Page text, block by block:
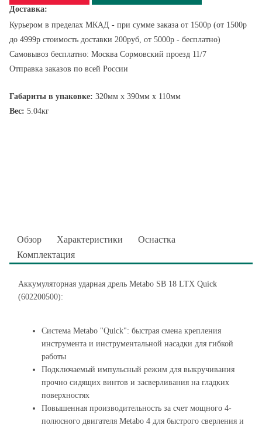
Доставка:
Курьером в пределах МКАД - при сумме заказа от 1500р (от 1500р
до 4999р стоимость доставки 200руб, от 5000р - бесплатно)
Самовывоз бесплатно: Москва Сормовский проезд 11/7
Отправка заказов по всей России
Габариты в упаковке: 320мм x 390мм x 110мм
Вес: 5.04кг
Обзор Характеристики
Оснастка
Комплектация
Аккумуляторная ударная дрель Metabo SB 18 LTX Quick
(602200500):
Система Metabo "Quick": быстрая смена крепления
инструмента и инструментальной насадки для гибкой
работы
Подключаемый импульсный режим для выкручивания
прочно сидящих винтов и засверливания на гладких
поверхностях
Повышенная производительность за счет мощного 4-
полюсного двигателя Metabo 4 для быстрого сверления и